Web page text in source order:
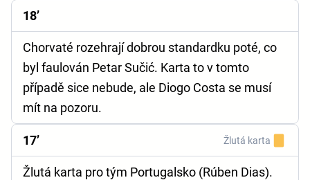
18’
Chorvaté rozehrají dobrou standardku poté, co
byl faulován Petar Sučić. Karta to v tomto
případě sice nebude, ale Diogo Costa se musí
mít na pozoru.
17’ Žlutá karta
Žlutá karta pro tým Portugalsko (Rúben Dias).